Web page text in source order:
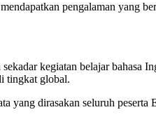
pengalaman yang
kegiatan belajar bahasa
tingkat global.
yang dirasakan seluruh